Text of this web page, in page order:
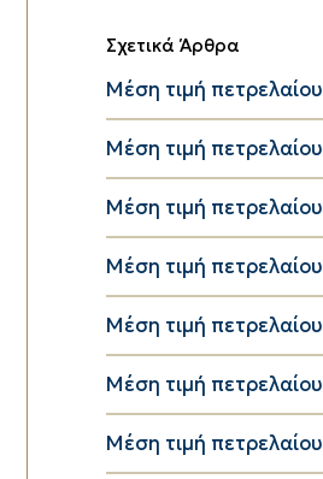
Σχετικά Άρθρα
Μέση τιμή
Μέση τιμή
Μέση τιμή
Μέση τιμή
Μέση τιμή
Μέση τιμή
Μέση τιμή